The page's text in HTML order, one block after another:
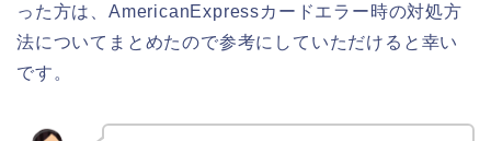
った方は、AmericanExpressカードエラー時の対処方
法についてまとめたので参考にしていただけると幸い
です。